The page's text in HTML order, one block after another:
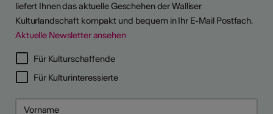
liefert Ihnen das aktuelle Geschehen der Walliser
Kulturlandschaft kompakt und bequem in Ihr E-Mail Postfach.
Aktuelle Newsletter ansehen
Für Kulturschaffende
Für Kulturinteressierte